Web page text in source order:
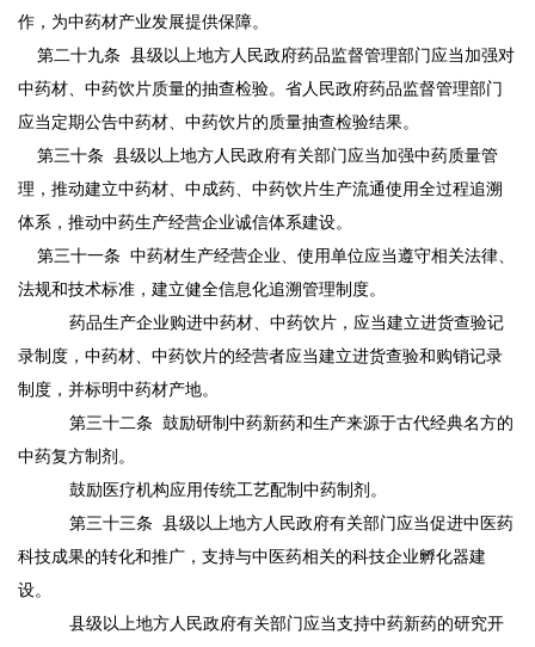
作，为中药材产业发展提供保障。
第二十九条 县级以上地方人民政府药品监督管理部门应当加强对
中药材、中药饮片质量的抽查检验。省人民政府药品监督管理部门
应当定期公告中药材、中药饮片的质量抽查检验结果。
第三十条 县级以上地方人民政府有关部门应当加强中药质量管
理，推动建立中药材、中成药、中药饮片生产流通使用全过程追溯
体系，推动中药生产经营企业诚信体系建设。
第三十一条 中药材生产经营企业、使用单位应当遵守相关法律、
法规和技术标准，建立健全信息化追溯管理制度。
药品生产企业购进中药材、中药饮片，应当建立进货查验记
录制度，中药材、中药饮片的经营者应当建立进货查验和购销记录
制度，并标明中药材产地。
第三十二条 鼓励研制中药新药和生产来源于古代经典名方的
中药复方制剂。
鼓励医疗机构应用传统工艺配制中药制剂。
第三十三条 县级以上地方人民政府有关部门应当促进中医药
科技成果的转化和推广，支持与中医药相关的科技企业孵化器建
设。
县级以上地方人民政府有关部门应当支持中药新药的研究开